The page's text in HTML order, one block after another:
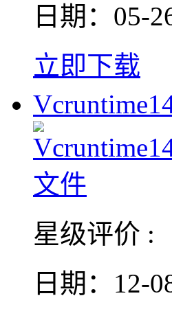
日期：05-
立即下载
星级评价 :
日期：12-